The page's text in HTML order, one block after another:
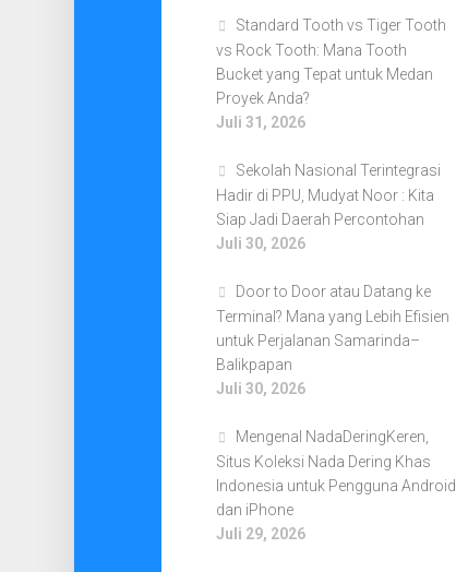
Standard Tooth vs Tiger Tooth
vs Rock Tooth: Mana Tooth
Bucket yang Tepat untuk Medan
Proyek Anda?
Juli 31, 2026
Sekolah Nasional Terintegrasi
Hadir di PPU, Mudyat Noor : Kita
Siap Jadi Daerah Percontohan
Juli 30, 2026
Door to Door atau Datang ke
Terminal? Mana yang Lebih Efisien
untuk Perjalanan Samarinda–
Balikpapan
Juli 30, 2026
Mengenal NadaDeringKeren,
Situs Koleksi Nada Dering Khas
Indonesia untuk Pengguna Android
dan iPhone
Juli 29, 2026